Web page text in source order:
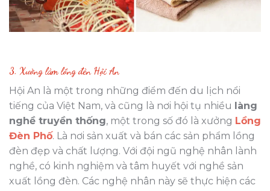
3. Xưởng làm lồng đèn Hội An
Hội An là một trong những điểm đến du lịch nổi
tiếng của Việt Nam, và cũng là nơi hội tụ nhiều
làng
nghề truyền thống, một trong số đó là xưởng Lồng
Đèn Phố. Là nơi sản xuất và bán các sản phẩm lồng
đèn đẹp và chất lượng. Với đội ngũ nghệ nhân lành
nghề, có kinh nghiệm và tâm huyết với nghề sản
xuất lồng đèn. Các nghệ nhân này sẽ thực hiện các